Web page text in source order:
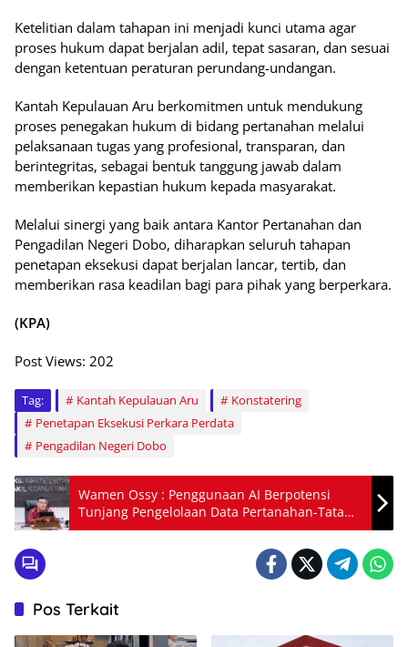
Ketelitian dalam tahapan ini menjadi kunci utama agar
proses hukum dapat berjalan adil, tepat sasaran, dan sesuai
dengan ketentuan peraturan perundang-undangan.
Kantah Kepulauan Aru berkomitmen untuk mendukung
proses penegakan hukum di bidang pertanahan melalui
pelaksanaan tugas yang profesional, transparan, dan
berintegritas, sebagai bentuk tanggung jawab dalam
memberikan kepastian hukum kepada masyarakat.
Melalui sinergi yang baik antara Kantor Pertanahan dan
Pengadilan Negeri Dobo, diharapkan seluruh tahapan
penetapan eksekusi dapat berjalan lancar, tertib, dan
memberikan rasa keadilan bagi para pihak yang berperkara.
(KPA)
Post Views: 202
Tag: Kantah Kepulauan Aru
Konstatering
Penetapan Eksekusi Perkara Perdata
Pengadilan Negeri Dobo
Wamen Ossy : Penggunaan AI Berpotensi
Tunjang Pengelolaan Data Pertanahan-Tata
Pos Terkait